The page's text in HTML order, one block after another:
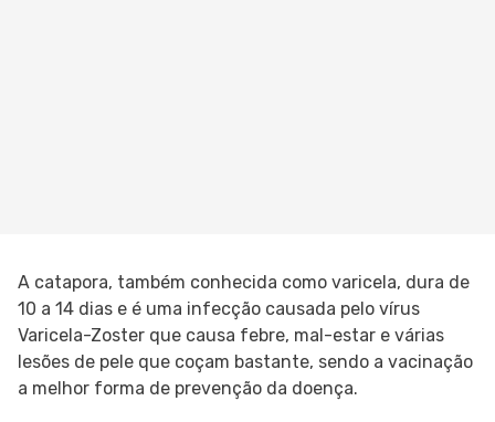
A catapora, também conhecida como varicela, dura de
10 a 14 dias e é uma infecção causada pelo vírus
Varicela-Zoster que causa febre, mal-estar e várias
lesões de pele que coçam bastante, sendo a vacinação
a melhor forma de prevenção da doença.